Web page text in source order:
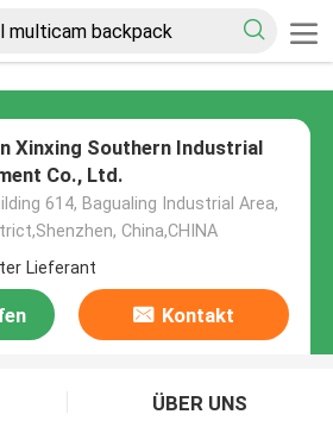
Xinxing Southern Industrial
Co., Ltd.
614, Bagualing Industrial Area,
China,CHINA
Lieferant
Kontakt
ÜBER UNS